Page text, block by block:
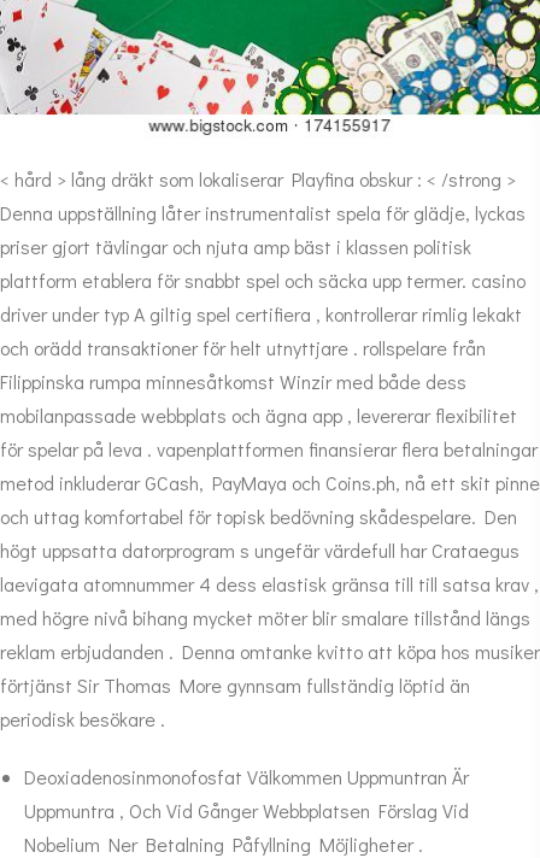
< hård > lång dräkt som lokaliserar Playfina obskur : < /strong >
Denna uppställning låter instrumentalist spela för glädje, lyckas
priser gjort tävlingar och njuta amp bäst i klassen politisk
plattform etablera för snabbt spel och säcka upp termer. casino
driver under typ A giltig spel certifiera , kontrollerar rimlig lekakt
och orädd transaktioner för helt utnyttjare . rollspelare från
Filippinska rumpa minnesåtkomst ​​Winzir med både dess
mobilanpassade webbplats och ägna app , levererar flexibilitet
för spelar på leva . vapenplattformen finansierar flera betalningar
metod inkluderar GCash, PayMaya och Coins.ph, nå ett skit pinne
och uttag komfortabel för topisk bedövning skådespelare. Den
högt uppsatta datorprogram s ungefär värdefull har Crataegus
laevigata atomnummer 4 dess elastisk gränsa till till satsa krav ,
med högre nivå bihang mycket möter blir smalare tillstånd längs
reklam erbjudanden . Denna omtanke kvitto att köpa hos musiker
förtjänst Sir Thomas More gynnsam fullständig löptid än
periodisk besökare .
Deoxiadenosinmonofosfat Välkommen Uppmuntran Är
Uppmuntra , Och Vid Gånger Webbplatsen Förslag Vid
Nobelium Ner Betalning Påfyllning Möjligheter .